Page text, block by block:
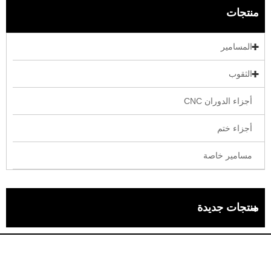
منتجات
المسامير
الثقوب
أجزاء الدوران CNC
أجزاء ختم
مسامير خاصة
منتجات جديدة